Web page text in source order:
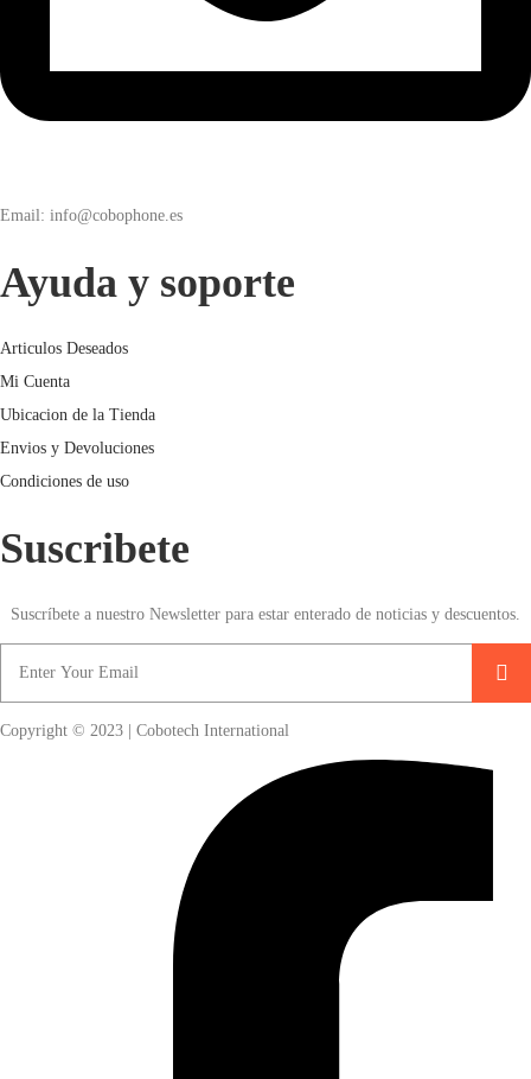
Email: info@cobophone.es
Ayuda y soporte
Articulos Deseados
Mi Cuenta
Ubicacion de la Tienda
Envios y Devoluciones
Condiciones de uso
Suscribete
Suscríbete a nuestro Newsletter para estar enterado de noticias y descuentos.
Copyright © 2023 | Cobotech International